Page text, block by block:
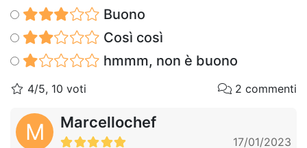
Buono
Così così
hmmm, non è buono
4/5, 10 voti 2 commenti
M Marcellochef
17/01/2023